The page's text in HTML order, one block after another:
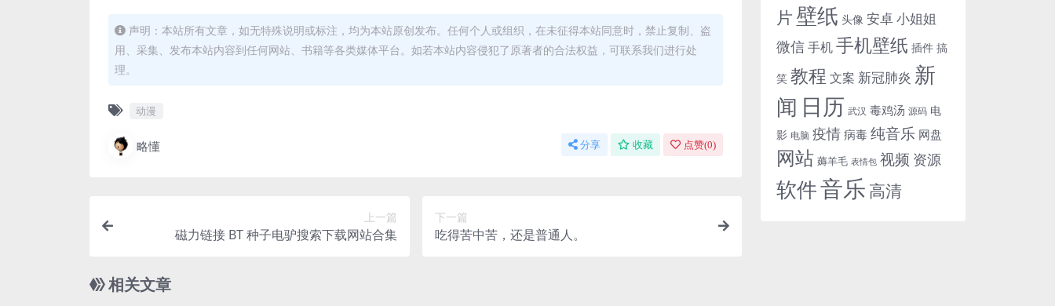
声明：本站所有文章，如无特殊说明或标注，均为本站原创发布。任何个人或组织，在未征得本站同意时，禁止复制、盗
用、采集、发布本站内容到任何网站、书籍等各类媒体平台。如若本站内容侵犯了原著者的合法权益，可联系我们进行处
理。
动漫
略懂 分享 收藏 点赞(0)
上一篇
磁力链接 BT 种子电驴搜索下载网站合集
下一篇
吃得苦中苦，还是普通人。
相关文章
片 壁纸 头像 安卓小姐姐
微信手机手机壁纸 插件 搞
笑 教程 文案 新冠肺炎 新
闻 日历 武汉 毒鸡汤 源码 电
影 电脑 疫情 病毒 纯音乐 网盘
网站 薅羊毛 表情包 视频 资源
软件音乐 高清